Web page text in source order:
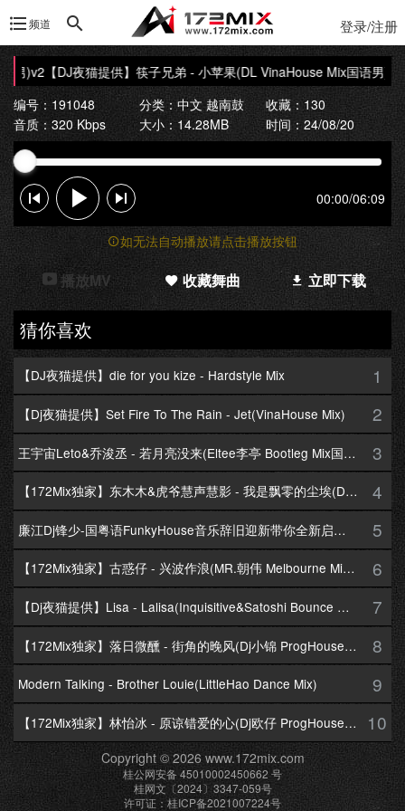
频道 登录/注册
男)v2【DJ夜猫提供】筷子兄弟 - 小苹果(DL VinaHouse Mix国语男)v2
编号：191048
分类：中文 越南鼓
收藏：130
音质：320 Kbps
大小：14.28MB 时间：24/08/20
00:00/06:09
如无法自动播放请点击播放按钮
播放MV 收藏舞曲 立即下载
猜你喜欢
【DJ夜猫提供】die for you kize - Hardstyle Mix 1
【Dj夜猫提供】Set Fire To The Rain - Jet(VinaHouse Mix) 2
王宇宙Leto&乔浚丞 - 若月亮没来(Eltee李亭 Bootleg Mix国语合唱) 3
【172Mix独家】东木木&虎爷慧声慧影 - 我是飘零的尘埃(Dj十三 Melbourne Mix国语男) 4
廉江Dj锋少-国粤语FunkyHouse音乐辞旧迎新带你全新启航跨年专辑172Mix串烧 5
【172Mix独家】古惑仔 - 兴波作浪(MR.朝伟 Melbourne Mix粤语男) 6
【Dj夜猫提供】Lisa - Lalisa(Inquisitive&Satoshi Bounce Mix) 7
【172Mix独家】落日微醺 - 街角的晚风(Dj小锦 ProgHouse Mix粤语女) 8
Modern Talking - Brother Louie(LittleHao Dance Mix) 9
【172Mix独家】林怡冰 - 原谅错爱的心(Dj欧仔 ProgHouse Mix粤语女) 10
Copyright © 2026 www.172mix.com
桂公网安备 45010002450662 号
桂网文〔2024〕3347-059号
许可证：桂ICP备2021007224号